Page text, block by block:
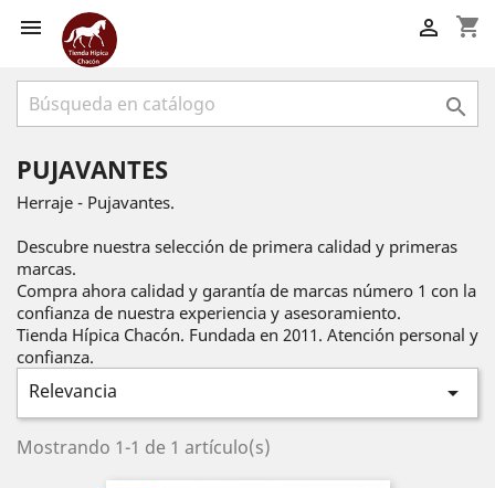
 shopping_cart


PUJAVANTES
Herraje - Pujavantes.
Descubre nuestra selección de primera calidad y primeras
marcas.
Compra ahora calidad y garantía de marcas número 1 con la
confianza de nuestra experiencia y asesoramiento.
Tienda Hípica Chacón. Fundada en 2011. Atención personal y
confianza.
Relevancia 
Mostrando 1-1 de 1 artículo(s)